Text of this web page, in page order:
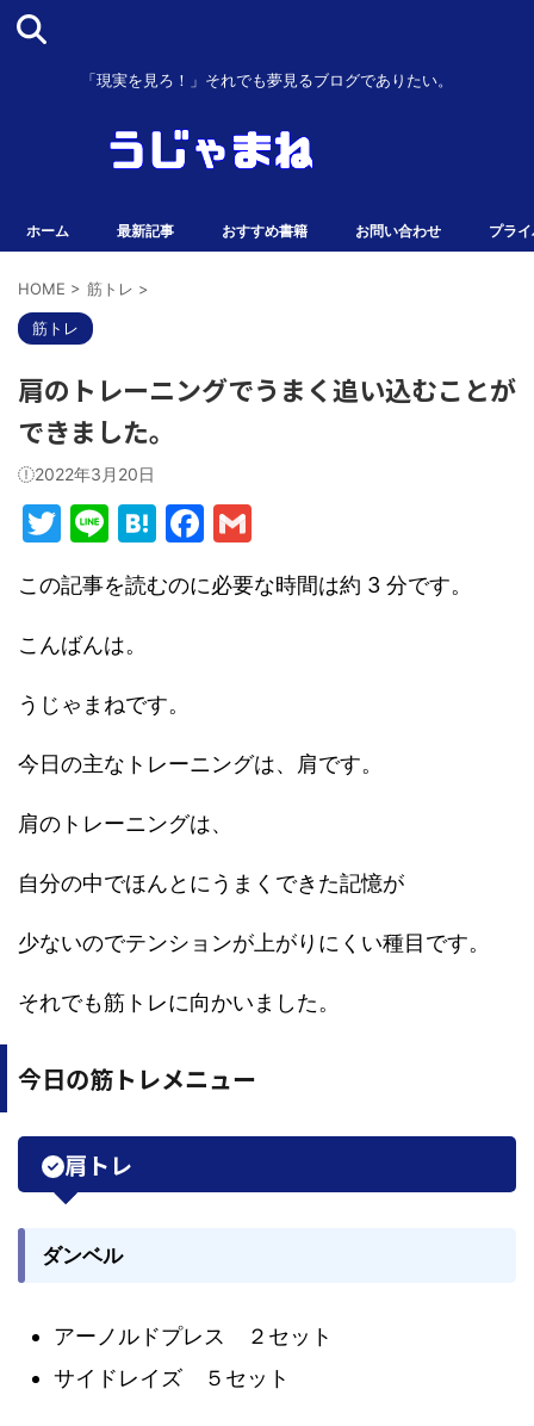
「現実を見ろ！」それでも夢見るブログでありたい。
ホーム 最新記事 おすすめ書籍 お問い合わせ プラ
HOME > 筋トレ >
筋トレ
肩のトレーニングでうまく追い込むことが
できました。
2022年3月20日
T
itt
er
Li
e
H
e
F
c
o
ai
この記事を読むのに必要な時間は約 3 分です。
こんばんは。
うじゃまねです。
今日の主なトレーニングは、肩です。
肩のトレーニングは、
自分の中でほんとにうまくできた記憶が
少ないのでテンションが上がりにくい種目です。
それでも筋トレに向かいました。
今日の筋トレメニュー
肩トレ
ダンベル
アーノルドプレス ２セット
サイドレイズ ５セット